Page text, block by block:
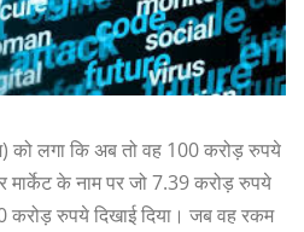
को लगा कि अब तो वह 100 करोड़ रुपये
के नाम पर जो 7.39 करोड़ रुपये
करोड़ रुपये दिखाई दिया। जब वह रकम